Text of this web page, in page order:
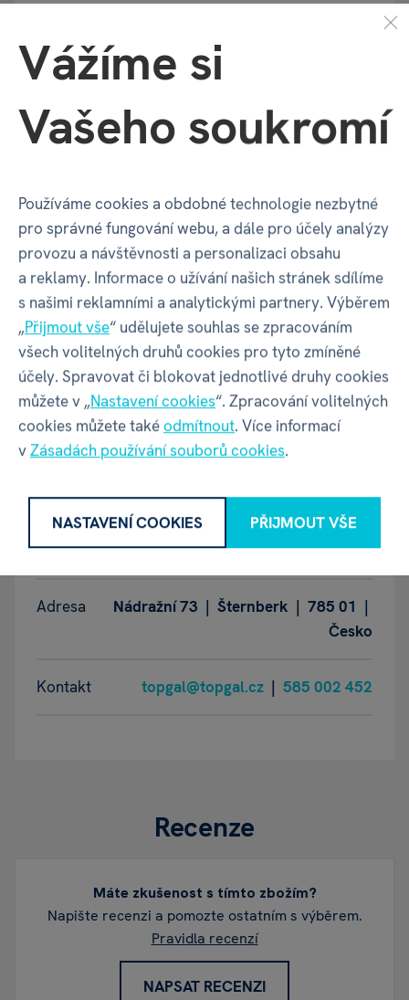
Výška dítěte
Balení produktu
Šířka balení 350 mm
Hloubka balení 80 mm
Výška balení 400 mm
Váha balení 970 g
Název Topgal a.s.
Adresa
Nádražní 73 | Šternberk | 785 01 |
Česko
Kontakt topgal@topgal.cz | 585 002 452
Recenze
Máte zkušenost s tímto zbožím?
Napište recenzi a pomozte ostatním s výběrem.
Pravidla recenzí
NAPSAT RECENZI
Vážíme si
Vašeho soukromí
Používáme cookies a obdobné technologie nezbytné
pro správné fungování webu, a dále pro účely analýzy
provozu a návštěvnosti a personalizaci obsahu
a reklamy. Informace o užívání našich stránek sdílíme
s našimi reklamními a analytickými partnery. Výběrem
„Přijmout vše“ udělujete souhlas se zpracováním
všech volitelných druhů cookies pro tyto zmíněné
účely. Spravovat či blokovat jednotlivé druhy cookies
můžete v „Nastavení cookies“. Zpracování volitelných
cookies můžete takéodmítnout. Více informací
vZásadách používání souborů cookies.
NASTAVENÍ COOKIES PŘIJMOUT VŠE